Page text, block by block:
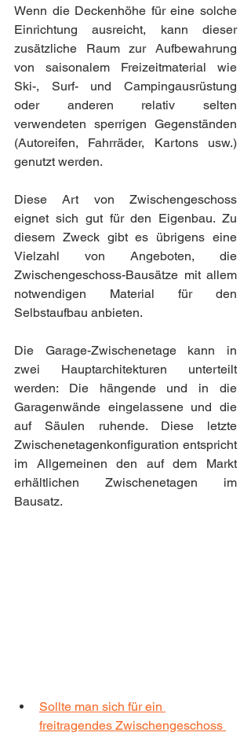
Wenn die Deckenhöhe für eine solche
Einrichtung ausreicht, kann dieser
zusätzliche Raum zur Aufbewahrung
von saisonalem Freizeitmaterial wie
Ski-, Surf- und Campingausrüstung
oder anderen relativ selten
verwendeten sperrigen Gegenständen
(Autoreifen, Fahrräder, Kartons usw.)
genutzt werden.
Diese Art von Zwischengeschoss
eignet sich gut für den Eigenbau. Zu
diesem Zweck gibt es übrigens eine
Vielzahl von Angeboten, die
Zwischengeschoss-Bausätze mit allem
notwendigen Material für den
Selbstaufbau anbieten.
Die Garage-Zwischenetage kann in
zwei Hauptarchitekturen unterteilt
werden: Die hängende und in die
Garagenwände eingelassene und die
auf Säulen ruhende. Diese letzte
Zwischenetagenkonfiguration entspricht
im Allgemeinen den auf dem Markt
erhältlichen Zwischenetagen im
Bausatz.
Sollte man sich für ein
freitragendes Zwischengeschoss